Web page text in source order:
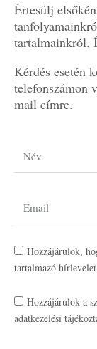
Értesülj
tartalmainkról.
Kérdés esetén
telefonszámon
mail címre.
Hozzájárulok,
tartalmazó
Hozzájárulok a
adatkezelési